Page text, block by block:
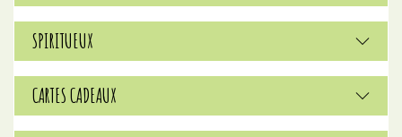
SPIRITUEUX
CARTES CADEAUX